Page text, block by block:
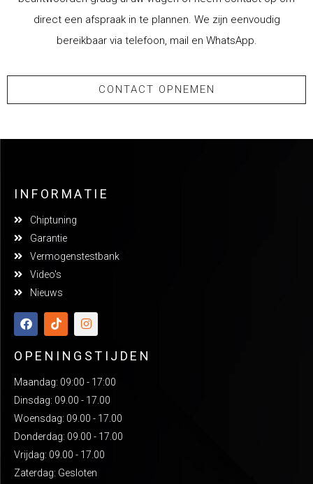
direct een afspraak in te plannen. We zijn eenvoudig
bereikbaar via telefoon, mail en WhatsApp.
CONTACT OPNEMEN
INFORMATIE
Chiptuning
Garantie
Vermogenstestbank
Video's
Nieuws
OPENINGSTIJDEN
Maandag: 09:00 - 17:00
Dinsdag: 09.00 - 17.00
Woensdag: 09.00 - 17.00
Donderdag: 09.00 - 17.00
Vrijdag: 09.00 - 17.00
Zaterdag: Gesloten